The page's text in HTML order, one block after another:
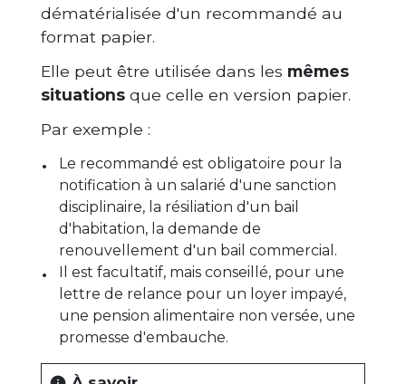
dématérialisée d'un recommandé au
format papier.
Elle peut être utilisée dans les mêmes
situations que celle en version papier.
Par exemple :
Le recommandé est obligatoire pour la
notification à un salarié d'une sanction
disciplinaire, la résiliation d'un bail
d'habitation, la demande de
renouvellement d'un bail commercial.
Il est facultatif, mais conseillé, pour une
lettre de relance pour un loyer impayé,
une pension alimentaire non versée, une
promesse d'embauche.